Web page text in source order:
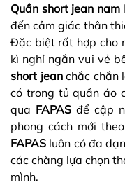
Quần short jean nam
đến cảm giác thân
Đặc biệt rất hợp cho
kì nghỉ ngắn vui vẻ
short jeanchắc chắn
có trong tủ quần áo
qua FAPAS để cập
phong cách mới
FAPAS luôn có đa
các chàng lựa chọn
mình.